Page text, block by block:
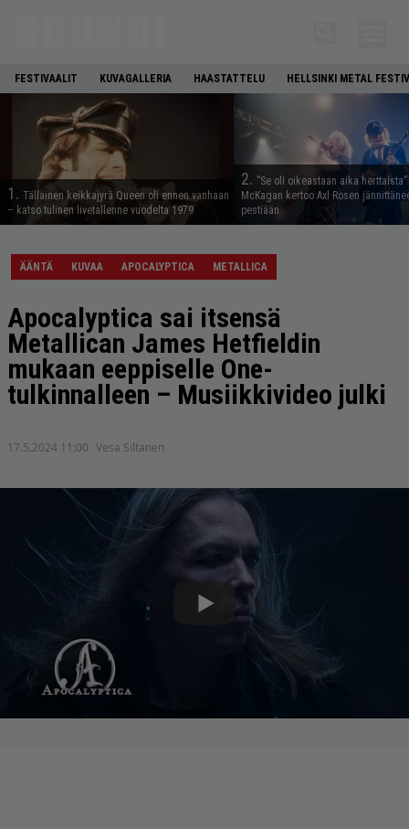
FESTIVAALIT KUVAGALLERIA HAASTATTELU HELLSINKI METAL
1. Tällainen keikkajyrä Queen oli ennen vanhaan
– katso tulinen livetallenne vuodelta 1979
2. ”Se oli oikeastaan aika
McKagan kertoo Axl Rosen
pestiään
ÄÄNTÄ KUVAA APOCALYPTICA METALLICA
Apocalyptica sai itsensä
Metallican James Hetfieldin
mukaan eeppiselle One-
tulkinnalleen – Musiikkivideo julki
17.5.2024 11:00 Vesa Siltanen